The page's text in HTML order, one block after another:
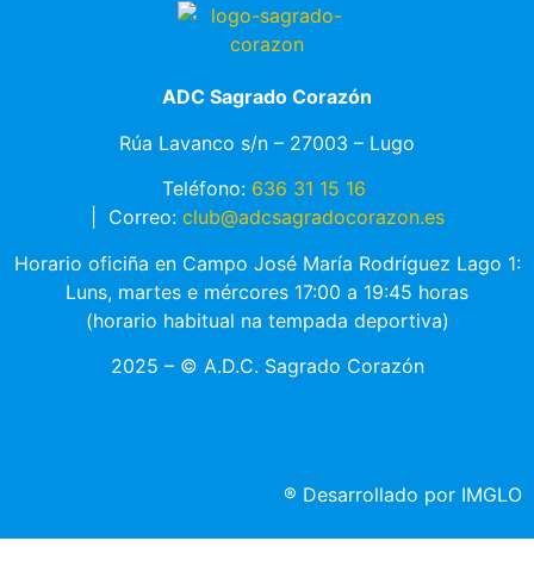
ADC Sagrado Corazón
Rúa Lavanco s/n – 27003 – Lugo
Teléfono: 636 31 15 16
Correo: club@adcsagradocorazon.es
Horario oficiña en Campo José María Rodríguez Lago 1:
Luns, martes e mércores 17:00 a 19:45 horas
(horario habitual na tempada deportiva)
2025 – © A.D.C. Sagrado Corazón
® Desarrollado por IMGLO